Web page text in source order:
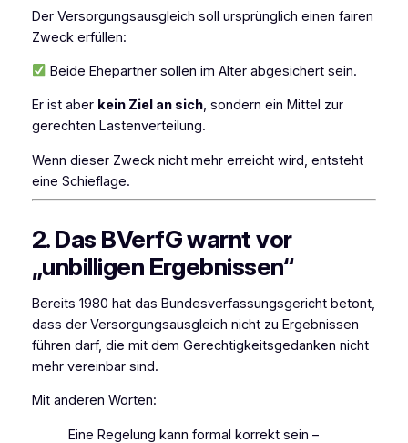
Der Versorgungsausgleich soll ursprünglich einen fairen
Zweck erfüllen:
Beide Ehepartner sollen im Alter abgesichert sein.
Er ist aber kein Ziel an sich, sondern ein Mittel zur
gerechten Lastenverteilung.
Wenn dieser Zweck nicht mehr erreicht wird, entsteht
eine Schieflage.
2. Das BVerfG warnt vor
„unbilligen Ergebnissen“
Bereits 1980 hat das Bundesverfassungsgericht betont,
dass der Versorgungsausgleich nicht zu Ergebnissen
führen darf, die mit dem Gerechtigkeitsgedanken nicht
mehr vereinbar sind.
Mit anderen Worten:
Eine Regelung kann formal korrekt sein –